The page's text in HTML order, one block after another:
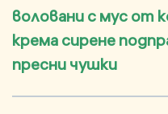
воловани с мус от
крема сирене
пресни чушки